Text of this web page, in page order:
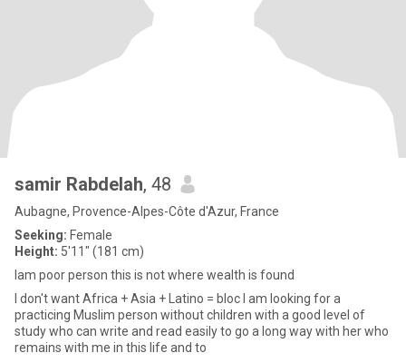
samir Rabdelah, 48
Aubagne, Provence-Alpes-Côte d'Azur, France
Seeking: Female
Height: 5'11" (181 cm)
Iam poor person this is not where wealth is found
I don't want Africa + Asia + Latino = bloc I am looking for a
practicing Muslim person without children with a good level of
study who can write and read easily to go a long way with her who
remains with me in this life and to